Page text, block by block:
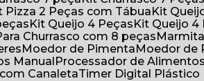
Pizza 2 Peças com Tábua Kit
Kit Queijo 4 Peças Kit Queijo
Churrasco com 8 peças
Moedor de Pimenta Moedor
Manual Processador de
Canaleta
Timer Digital Plástico